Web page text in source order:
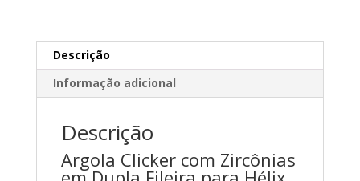
Descrição
Informação adicional
Descrição
Argola Clicker com Zircônias